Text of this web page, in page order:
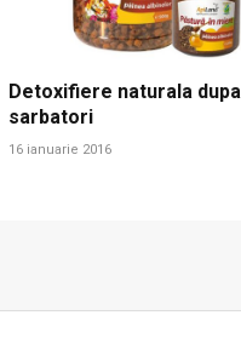
Detoxifiere naturala dupa
sarbatori
16 ianuarie 2016